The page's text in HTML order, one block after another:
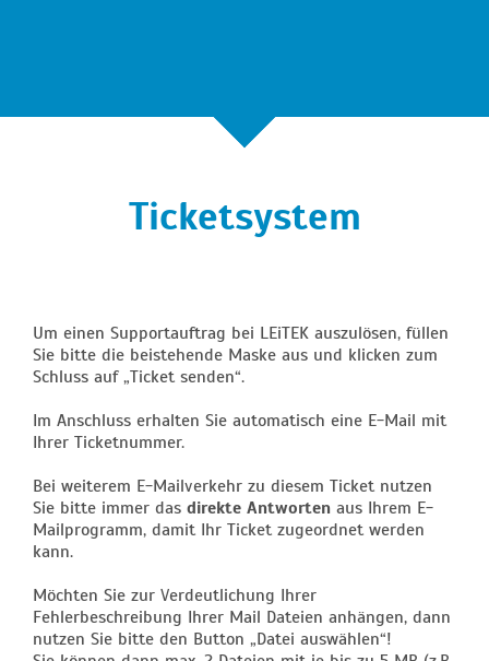
Ticketsystem
Um einen Supportauftrag bei LEiTEK auszulösen, füllen
Sie bitte die beistehende Maske aus und klicken zum
Schluss auf „Ticket senden“.
Im Anschluss erhalten Sie automatisch eine E-Mail mit
Ihrer Ticketnummer.
Bei weiterem E-Mailverkehr zu diesem Ticket nutzen
Sie bitte immer das direkte Antworten aus Ihrem E-
Mailprogramm, damit Ihr Ticket zugeordnet werden
kann.
Möchten Sie zur Verdeutlichung Ihrer
Fehlerbeschreibung Ihrer Mail Dateien anhängen, dann
nutzen Sie bitte den Button „Datei auswählen“!